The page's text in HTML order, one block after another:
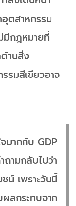
ตสาหกรรม
มีกฎหมายที่
านสิ่ง
รมสีเขียวอาจ
มากกับ GDP
ามกลับไปว่า
น์ เพราะวันนี้
ลกระทบจาก